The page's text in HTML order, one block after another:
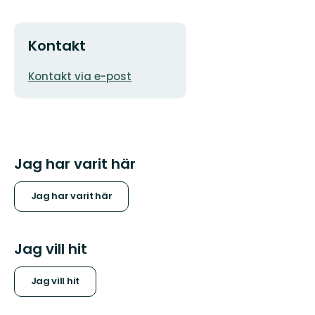
Kontakt
E-
Kontakt via e-post
Jag har varit här
Jag har varit här
Jag vill hit
Jag vill hit